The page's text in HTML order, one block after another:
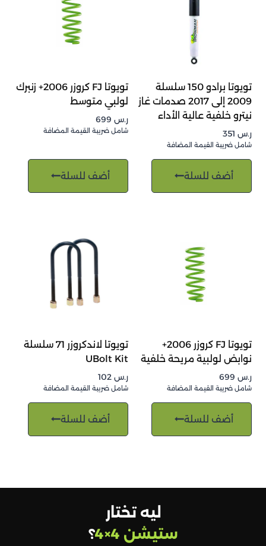
تويوتا برادو 150 سلسلة
2009 إلى 2017 صدمات غاز
نيترو خلفية عالية الأداء
ر.س
شامل ضريبة القيمة المضافة
أضف للسلة
تويوتا FJ كروزر 2006+ زنبرك
لولبي متوسط
ر.س
شامل ضريبة القيمة المضافة
أضف للسلة
تويوتا FJ كروزر 2006+
نوابض لولبية مريحة خلفية
ر.س
شامل ضريبة القيمة المضافة
أضف للسلة
تويوتا لاندكروزر 71 سلسلة
UBolt Kit
ر.س
شامل ضريبة القيمة المضافة
أضف للسلة
ليه تختار
ستيشن 4×4
؟